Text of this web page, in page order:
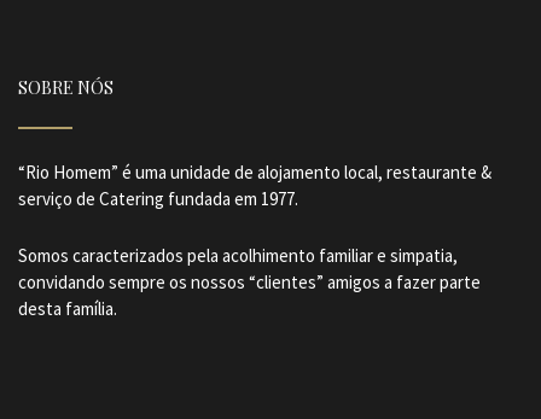
SOBRE NÓS
“Rio Homem” é uma unidade de alojamento local, restaurante &
serviço de Catering fundada em 1977.
Somos caracterizados pela acolhimento familiar e simpatia,
convidando sempre os nossos “clientes” amigos a fazer parte
desta família.